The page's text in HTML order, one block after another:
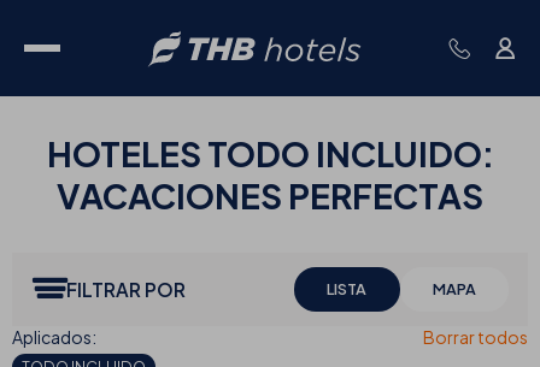
HOTELES TODO INCLUIDO:
VACACIONES PERFECTAS
FILTRAR POR LISTA MAPA